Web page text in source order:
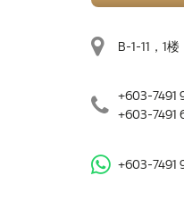
B-1-11，1
+603-7491
+603-7491
+603-7491